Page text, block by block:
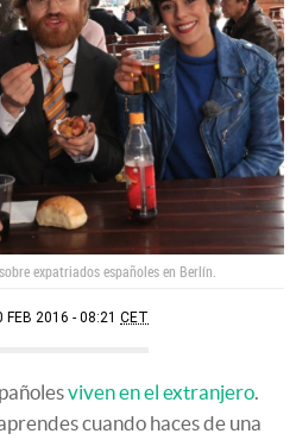
expatriados españoles en Berlín.
FEB 2016 - 08:21 CET
viven en el extranjero
cuando haces de una